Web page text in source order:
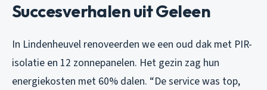
Succesverhalen uit Geleen
In Lindenheuvel renoveerden we een oud dak met PIR-
isolatie en 12 zonnepanelen. Het gezin zag hun
energiekosten met 60% dalen. “De service was top,